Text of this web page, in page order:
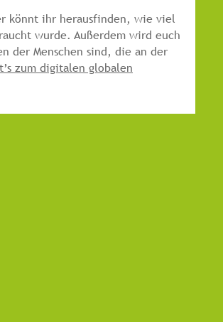
könnt ihr herausfinden, wie viel
wurde. Außerdem wird euch
der Menschen sind, die an der
zum digitalen globalen